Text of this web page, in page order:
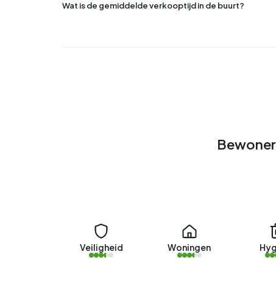
Wat is de gemiddelde verkooptijd in de buurt?
Veiligheid Woningen